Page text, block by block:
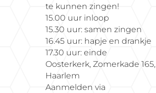
te kunnen zingen!
15.00 uur inloop
15.30 uur: samen zingen
16.45 uur: hapje en drankje
17.30 uur: einde
Oosterkerk, Zomerkade 165,
Haarlem
Aanmelden via